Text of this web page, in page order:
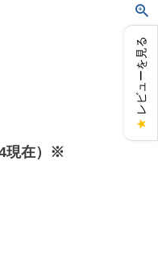
現在）※
★
レビューを見る